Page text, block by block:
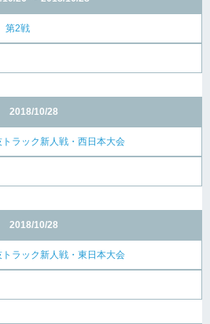
第2戦
2018/10/28
ラック新人戦・西日本大会
2018/10/28
ラック新人戦・東日本大会